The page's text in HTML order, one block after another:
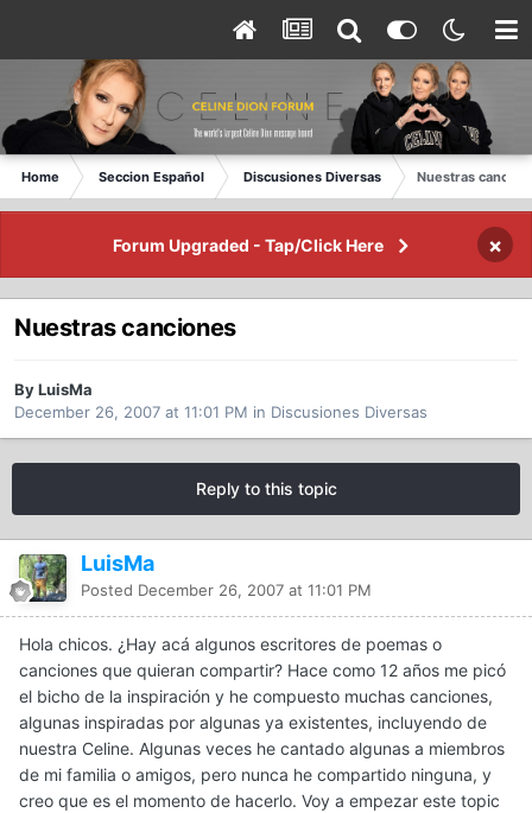
Home Seccion Español Discusiones Diversas Nuestras
Forum Upgraded - Tap/Click Here ×
Nuestras canciones
By LuisMa
December 26, 2007 at 11:01 PM in Discusiones Diversas
Reply to this topic
LuisMa
Posted December 26, 2007 at 11:01 PM
Hola chicos. ¿Hay acá algunos escritores de poemas o
canciones que quieran compartir? Hace como 12 años me picó
el bicho de la inspiración y he compuesto muchas canciones,
algunas inspiradas por algunas ya existentes, incluyendo de
nuestra Celine. Algunas veces he cantado algunas a miembros
de mi familia o amigos, pero nunca he compartido ninguna, y
creo que es el momento de hacerlo. Voy a empezar este topic